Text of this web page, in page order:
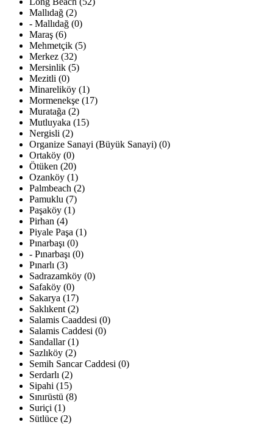
Mallıdağ (2)
- Mallıdağ (0)
Maraş (6)
Mehmetçik (5)
Merkez (32)
Mersinlik (5)
Mezitli (0)
Minareliköy (1)
Mormenekşe (17)
Muratağa (2)
Mutluyaka (15)
Nergisli (2)
Organize Sanayi (Büyük Sanayi) (0)
Ortaköy (0)
Ötüken (20)
Ozanköy (1)
Palmbeach (2)
Pamuklu (7)
Paşaköy (1)
Pirhan (4)
Piyale Paşa (1)
Pınarbaşı (0)
- Pınarbaşı (0)
Pınarlı (3)
Sadrazamköy (0)
Safaköy (0)
Sakarya (17)
Saklıkent (2)
Salamis Caaddesi (0)
Salamis Caddesi (0)
Sandallar (1)
Sazlıköy (2)
Semih Sancar Caddesi (0)
Serdarlı (2)
Sipahi (15)
Sınırüstü (8)
Suriçi (1)
Sütlüce (2)